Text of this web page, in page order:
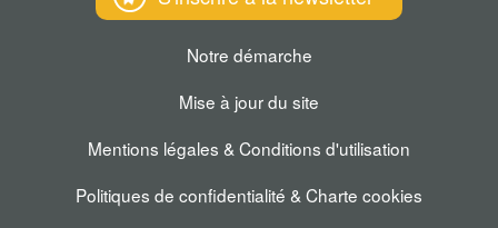
Notre démarche
Mise à jour du site
Mentions légales & Conditions d'utilisation
Politiques de confidentialité & Charte cookies